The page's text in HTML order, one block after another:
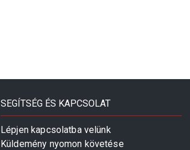
SEGÍTSÉG ÉS KAPCSOLAT
Lépjen kapcsolatba velünk
Küldemény nyomon követése